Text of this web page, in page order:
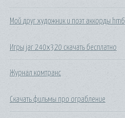
Мой друг художник и поэт аккорды hm6
Игры jar 240x320 скачать бесплатно
Журнал комтранс
Скачать фильмы про ограбление